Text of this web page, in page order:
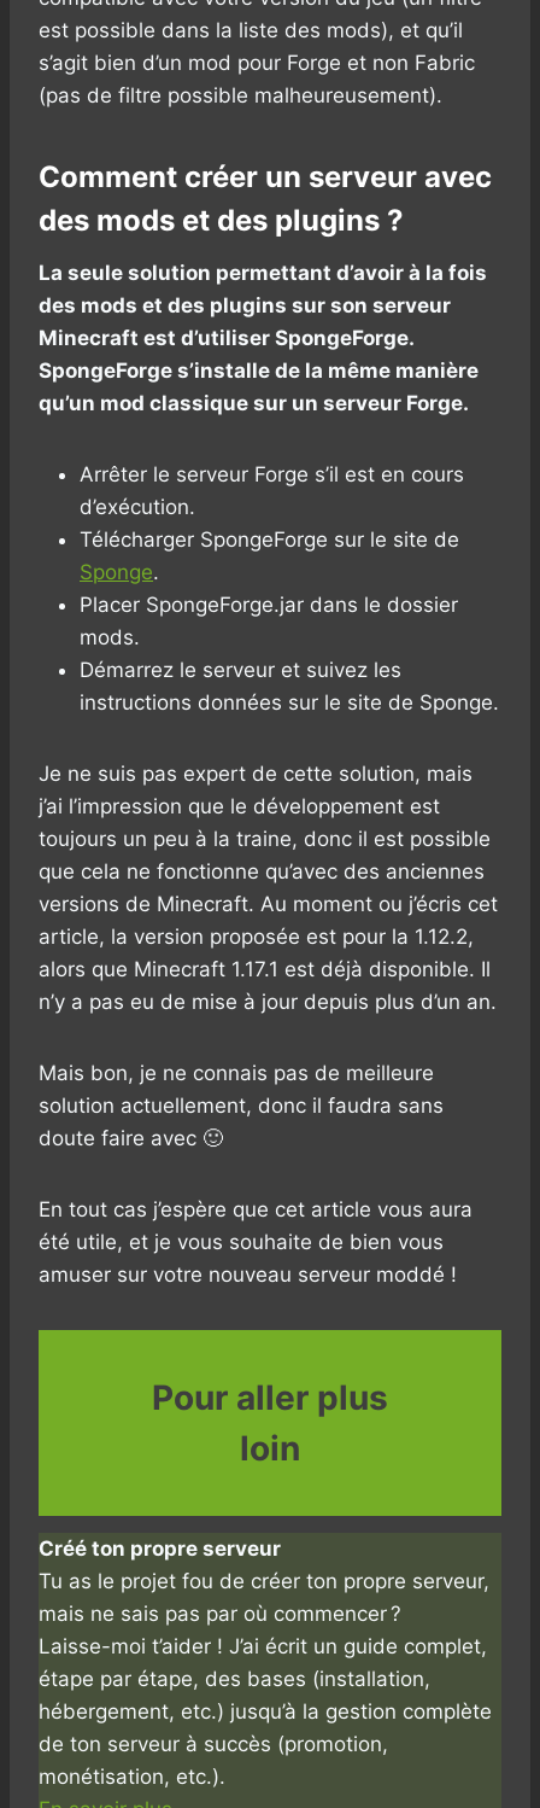
est possible dans la liste des mods), et qu’il
s’agit bien d’un mod pour Forge et non Fabric
(pas de filtre possible malheureusement).
Comment créer un serveur avec
des mods et des plugins ?
La seule solution permettant d’avoir à la fois
des mods et des plugins sur son serveur
Minecraft est d’utiliser SpongeForge.
SpongeForge s’installe de la même manière
qu’un mod classique sur un serveur Forge.
Arrêter le serveur Forge s’il est en cours
d’exécution.
Télécharger SpongeForge sur le site de
Sponge.
Placer SpongeForge.jar dans le dossier
mods.
Démarrez le serveur et suivez les
instructions données sur le site de Sponge.
Je ne suis pas expert de cette solution, mais
j’ai l’impression que le développement est
toujours un peu à la traine, donc il est possible
que cela ne fonctionne qu’avec des anciennes
versions de Minecraft. Au moment ou j’écris cet
article, la version proposée est pour la 1.12.2,
alors que Minecraft 1.17.1 est déjà disponible. Il
n’y a pas eu de mise à jour depuis plus d’un an.
Mais bon, je ne connais pas de meilleure
solution actuellement, donc il faudra sans
doute faire avec 🙂
En tout cas j’espère que cet article vous aura
été utile, et je vous souhaite de bien vous
amuser sur votre nouveau serveur moddé !
Pour aller plus
loin
Créé ton propre serveur
Tu as le projet fou de créer ton propre serveur,
mais ne sais pas par où commencer ?
Laisse-moi t’aider ! J’ai écrit un guide complet,
étape par étape, des bases (installation,
hébergement, etc.) jusqu’à la gestion complète
de ton serveur à succès (promotion,
monétisation, etc.).